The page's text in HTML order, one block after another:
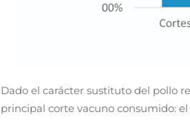
Dado el carácter sustituto del pollo
principal corte vacuno consumido: el